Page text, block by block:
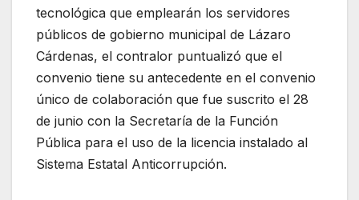
tecnológica que emplearán los servidores
públicos de gobierno municipal de Lázaro
Cárdenas, el contralor puntualizó que el
convenio tiene su antecedente en el convenio
único de colaboración que fue suscrito el 28
de junio con la Secretaría de la Función
Pública para el uso de la licencia instalado al
Sistema Estatal Anticorrupción.